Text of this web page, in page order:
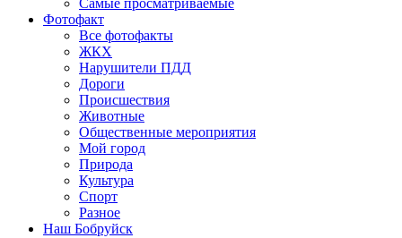
Самые просматриваемые
Фотофакт
Все фотофакты
ЖКХ
Нарушители ПДД
Дороги
Происшествия
Животные
Общественные мероприятия
Мой город
Природа
Культура
Спорт
Разное
Наш Бобруйск